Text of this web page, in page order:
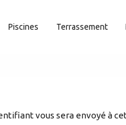
Piscines Terrassement
vous sera envoyé à